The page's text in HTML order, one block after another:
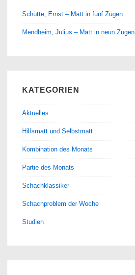
Schütte, Ernst – Matt in fünf Zügen
Mendheim, Julius – Matt in neun Zügen
KATEGORIEN
Aktuelles
Hilfsmatt und Selbstmatt
Kombination des Monats
Partie des Monats
Schachklassiker
Schachproblem der Woche
Studien